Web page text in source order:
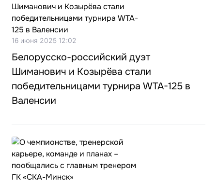
16 июня 2025 12:02
Белорусско-российский дуэт
Шиманович и Козырёва стали
победительницами турнира WTA-125 в
Валенсии